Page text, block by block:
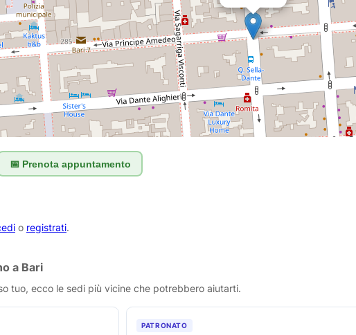
📅 Prenota appuntamento
o registrati.
a Bari
tuo, ecco le sedi più vicine che potrebbero aiutarti.
PATRONATO